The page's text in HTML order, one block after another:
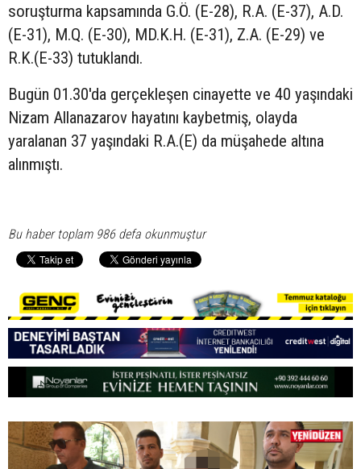
soruşturma kapsamında G.Ö. (E-28), R.A. (E-37), A.D.
(E-31), M.Q. (E-30), MD.K.H. (E-31), Z.A. (E-29) ve
R.K.(E-33) tutuklandı.
Bugün 01.30'da gerçekleşen cinayette ve 40 yaşındaki
Nizam Allanazarov hayatını kaybetmiş, olayda
yaralanan 37 yaşındaki R.A.(E) da müşahede altına
alınmıştı.
Bu haber toplam 986 defa okunmuştur